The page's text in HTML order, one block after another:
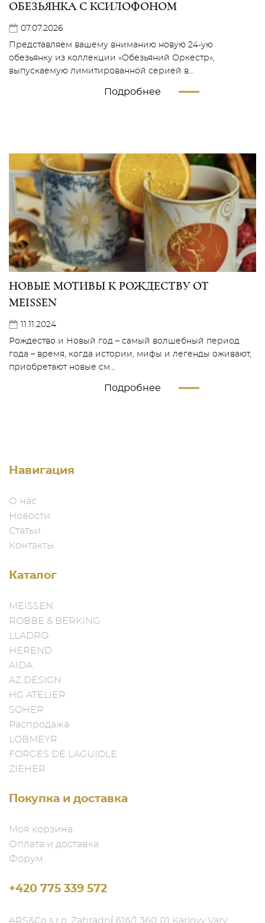
ОБЕЗЬЯНКА С КСИЛОФОНОМ
07.07.2026
Представляем вашему вниманию новую 24-ую
обезьянку из коллекции «Обезьяний Оркестр»,
выпускаемую лимитированной серией в...
Подробнее
НОВЫЕ МОТИВЫ К РОЖДЕСТВУ ОТ
MEISSEN
11.11.2024
Рождество и Новый год – самый волшебный период
года – время, когда истории, мифы и легенды оживают,
приобретают новые см...
Подробнее
Навигация
О нас
Новости
Статьи
Контакты
Каталог
MEISSEN
ROBBE & BERKING
LLADRO
HEREND
AIDA
AZ DESIGN
HG ATELIER
SOHER
Распродажа
LOBMEYR
FORGES DE LAGUIOLE
ZIEHER
Покупка и доставка
Моя корзина
Оплата и доставка
Форум
+420 775 339 572
ARS&Co s.r.o. Zahradní 616/1 360 01 Karlovy Vary